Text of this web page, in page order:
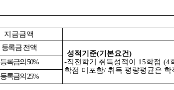
지금금액
등록금 전액
성적기준(기본요건)
-직전학기 취득성적이 15학점 (4
학점 미포함/ 취득 평량평균은 학
등록금의 50%
등록금의 25%